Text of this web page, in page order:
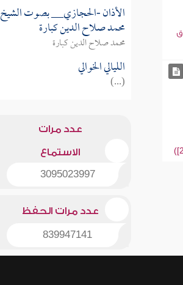
الأذان -الحجازي__ بصوت الشيخ
محمد صلاح الدين كبارة
محمد صلاح الدين كبارة
الليالي الخوالي
(...)
عدد مرات
الاستماع
3095023997
عدد مرات الحفظ
839947141